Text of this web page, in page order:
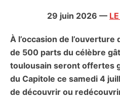
citoyennes
29 juin 2026 —
À l’occasion de
de 500 parts du célèbre
toulousain seront offertes
du Capitole ce samedi 4
de découvrir ou